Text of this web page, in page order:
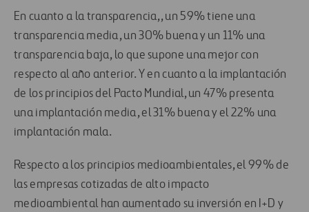
En cuanto a la transparencia,, un 59% tiene una
transparencia media, un 30% buena y un 11% una
transparencia baja, lo que supone una mejor con
respecto al año anterior. Y en cuanto a la implantación
de los principios del Pacto Mundial, un 47% presenta
una implantación media, el 31% buena y el 22% una
implantación mala.
Respecto a los principios medioambientales, el 99% de
las empresas cotizadas de alto impacto
medioambiental han aumentado su inversión en I+D y